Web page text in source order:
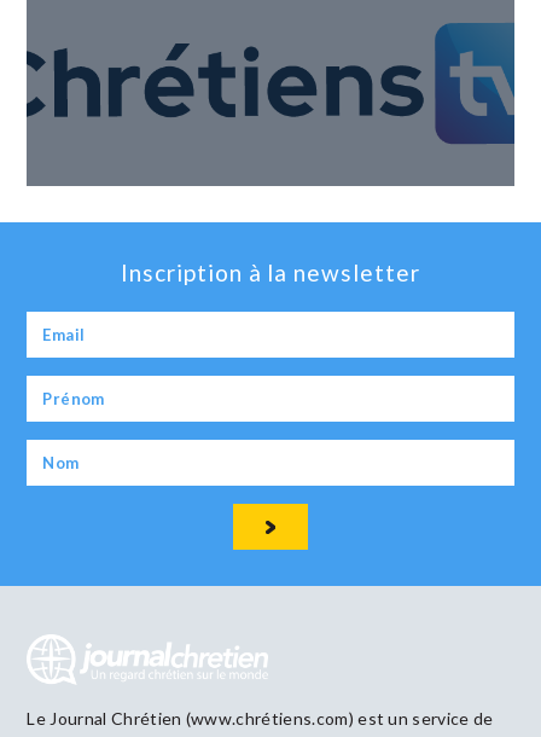
Inscription à la newsletter
Le Journal Chrétien (www.chrétiens.com) est un service de